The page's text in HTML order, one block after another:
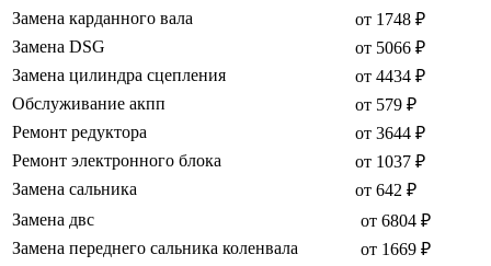
Замена карданного вала
от 1748 ₽
Замена DSG
от 5066 ₽
Замена цилиндра сцепления
от 4434 ₽
Обслуживание акпп
от 579 ₽
Ремонт редуктора
от 3644 ₽
Ремонт электронного блока
от 1037 ₽
Замена сальника
от 642 ₽
Замена двс
от 6804 ₽
Замена переднего сальника коленвала
от 1669 ₽